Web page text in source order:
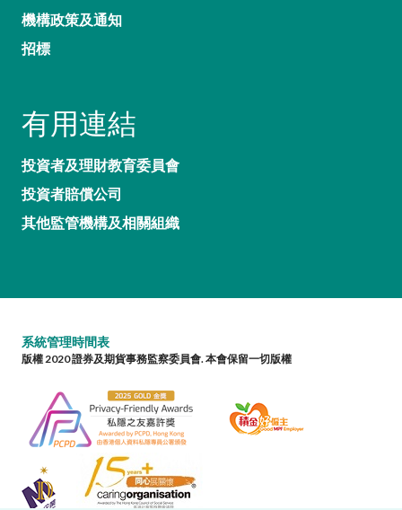
機構政策及通知
招標
有用連結
投資者及理財教育委員會
投資者賠償公司
其他監管機構及相關組織
系統管理時間表
版權 2020 證券及期貨事務監察委員會. 本會保留一切版權